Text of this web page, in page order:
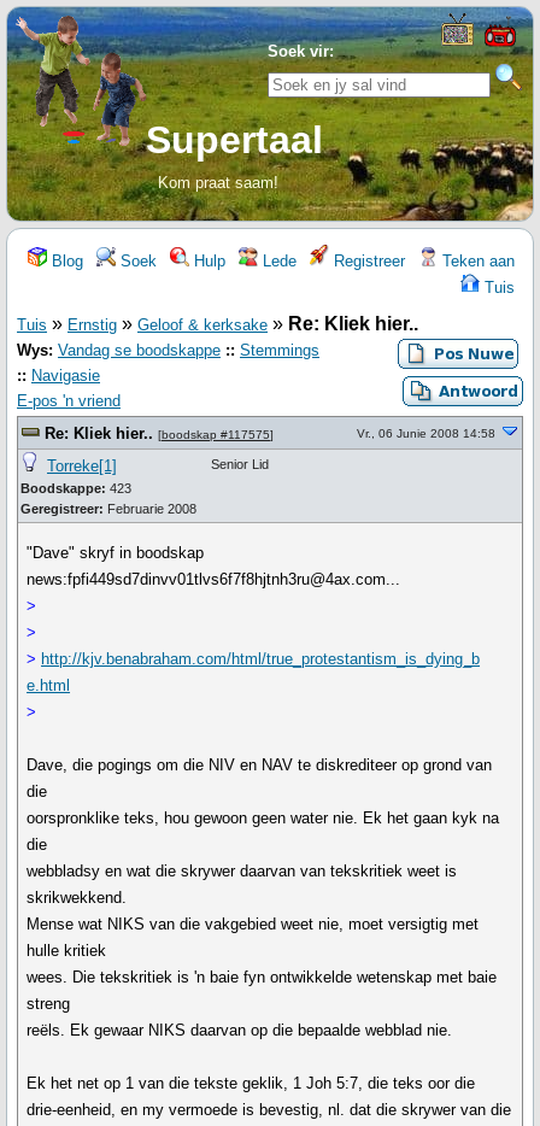
Soek vir:
Supertaal
Kom praat saam!
Blog Soek Hulp Lede Registreer
Teken aan
Tuis
Tuis » Ernstig » Geloof & kerksake » Re: Kliek hier..
Wys: Vandag se boodskappe :: Stemmings
:: Navigasie
E-pos 'n vriend
Re: Kliek hier.. [boodskap #117575] Vr., 06 Junie 2008 14:58
Torreke[1]
Boodskappe: 423
Geregistreer: Februarie 2008
Senior Lid
"Dave" skryf in boodskap
news:fpfi449sd7dinvv01tlvs6f7f8hjtnh3ru@4ax.com...
>
>
> http://kjv.benabraham.com/html/true_protestantism_is_dying_b
e.html
>
Dave, die pogings om die NIV en NAV te diskrediteer op grond van
die
oorspronklike teks, hou gewoon geen water nie. Ek het gaan kyk na
die
webbladsy en wat die skrywer daarvan van tekskritiek weet is
skrikwekkend.
Mense wat NIKS van die vakgebied weet nie, moet versigtig met
hulle kritiek
wees. Die tekskritiek is 'n baie fyn ontwikkelde wetenskap met baie
streng
reëls. Ek gewaar NIKS daarvan op die bepaalde webblad nie.
Ek het net op 1 van die tekste geklik, 1 Joh 5:7, die teks oor die
drie-eenheid, en my vermoede is bevestig, nl. dat die skrywer van die